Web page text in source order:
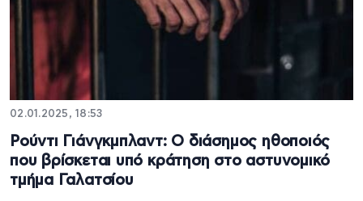
02.01.2025, 18:53
Ρούντι Γιάνγκμπλαντ: Ο διάσημος ηθοποιός
που βρίσκεται υπό κράτηση στο αστυνομικό
τμήμα Γαλατσίου